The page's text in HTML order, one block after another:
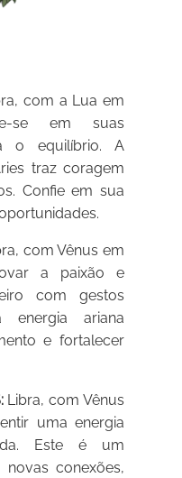
com a Lua em
se em suas
o equilíbrio. A
traz coragem
Confie em sua
com Vênus em
a paixão e
com gestos
energia ariana
e fortalecer
Libra, com Vênus
uma energia
Este é um
conexões,